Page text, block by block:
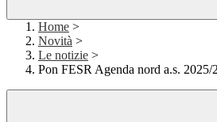
Home >
Novità >
Le notizie >
Pon FESR Agenda nord a.s. 2025/